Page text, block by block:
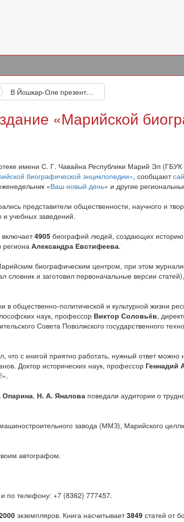
В Йошкар-Оле презентовали второе издание «Марийской биографической энциклопедии»
«Марийской
имени С. Г. Чавайна Республики Марий Эл
биографической энциклопедии», сообщают
«Ваш новый день» и другие
представители общественности, научного и
и учебных заведений.
4905 биографий людей, создающих историю
региона Александра Евстифеева.
биографическим центром, при этом
и заготовил первоначальные версии
общественно-политической и культурной жизни
наук, профессор Виктор Соловьёв,
Совета Поволжского государственного
что с книгой приятно работать, нужный ответ
Доктор исторических наук, профессор Геннадий
Опарина, Н. А. Яналова поведали аудитории о
завода (ММЗ), Марийского
автографом.
и по телефону: +7 (8362) 777457.
экземпляров. Книга насчитывает3849 статей от